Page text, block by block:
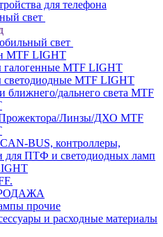
для телефона
свет
свет
MTF LIGHT
MTF LIGHT
MTF LIGHT
ближнего/дальнего света MTF
Линзы/ДХО MTF
BUS, контроллеры,
для ПТФ и светодиодных ламп
прочие
и расходные материалы